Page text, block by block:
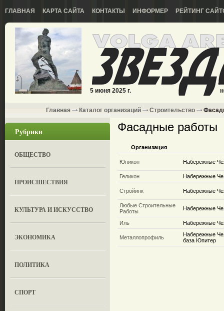
ГЛАВНАЯ КАРТА САЙТА КОНТАКТЫ ИНФОРМЕР РЕЙТИНГ
5 июня 2025 г.
Главная Каталог организаций Строительство
Рубрики
ОБЩЕСТВО
ПРОИСШЕСТВИЯ
КУЛЬТУРА И ИСКУССТВО
ЭКОНОМИКА
ПОЛИТИКА
СПОРТ
Фасадные работы
Организация
Юникон Набережные
Геликон Набережные
Стройинк Набережные
Любые Строительные
Работы
Набережные
Иль Набережные
Металлопрофиль
Набережные
база Юпитер